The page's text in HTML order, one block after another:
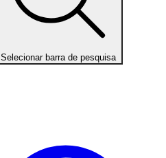
Selecionar barra de pesquisa